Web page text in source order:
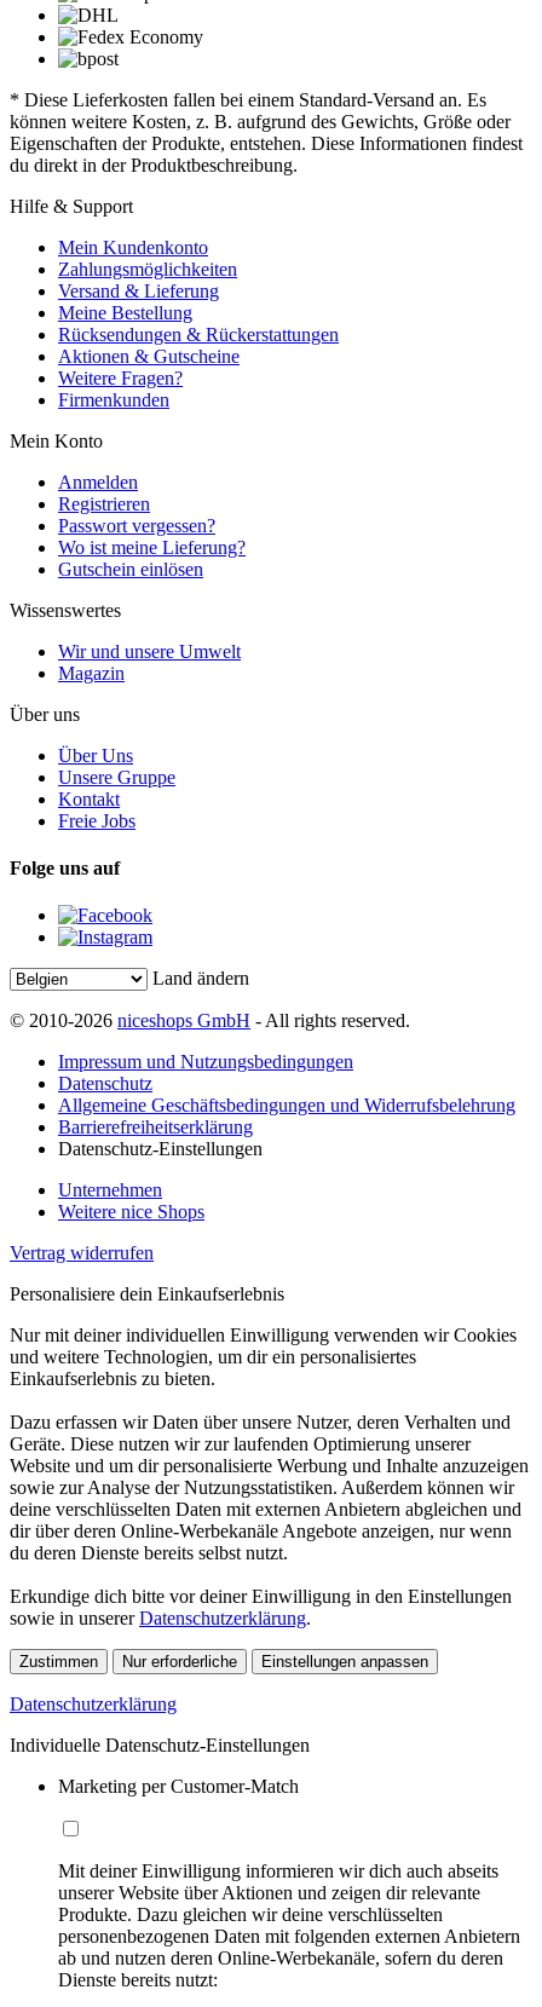
* Diese Lieferkosten fallen bei einem Standard-Versand an. Es
können weitere Kosten, z. B. aufgrund des Gewichts, Größe oder
Eigenschaften der Produkte, entstehen. Diese Informationen findest
du direkt in der Produktbeschreibung.
Hilfe & Support
Mein Kundenkonto
Zahlungsmöglichkeiten
Versand & Lieferung
Meine Bestellung
Rücksendungen & Rückerstattungen
Aktionen & Gutscheine
Weitere Fragen?
Firmenkunden
Mein Konto
Anmelden
Registrieren
Passwort vergessen?
Wo ist meine Lieferung?
Gutschein einlösen
Wissenswertes
Wir und unsere Umwelt
Magazin
Über uns
Über Uns
Unsere Gruppe
Kontakt
Freie Jobs
Folge uns auf
Land ändern
© 2010-2026 niceshops GmbH - All rights reserved.
Impressum und Nutzungsbedingungen
Datenschutz
Allgemeine Geschäftsbedingungen und Widerrufsbelehrung
Barrierefreiheitserklärung
Datenschutz-Einstellungen
Unternehmen
Weitere nice Shops
Vertrag widerrufen
Personalisiere dein Einkaufserlebnis
Nur mit deiner individuellen Einwilligung verwenden wir Cookies
und weitere Technologien, um dir ein personalisiertes
Einkaufserlebnis zu bieten.
Dazu erfassen wir Daten über unsere Nutzer, deren Verhalten und
Geräte. Diese nutzen wir zur laufenden Optimierung unserer
Website und um dir personalisierte Werbung und Inhalte anzuzeigen
sowie zur Analyse der Nutzungsstatistiken. Außerdem können wir
deine verschlüsselten Daten mit externen Anbietern abgleichen und
dir über deren Online-Werbekanäle Angebote anzeigen, nur wenn
du deren Dienste bereits selbst nutzt.
Erkundige dich bitte vor deiner Einwilligung in den Einstellungen
sowie in unsererDatenschutzerklärung.
Zustimmen Nur erforderliche Einstellungen anpassen
Datenschutzerklärung
Individuelle Datenschutz-Einstellungen
Marketing per Customer-Match
Mit deiner Einwilligung informieren wir dich auch abseits
unserer Website über Aktionen und zeigen dir relevante
Produkte. Dazu gleichen wir deine verschlüsselten
personenbezogenen Daten mit folgenden externen Anbietern
ab und nutzen deren Online-Werbekanäle, sofern du deren
Dienste bereits nutzt: